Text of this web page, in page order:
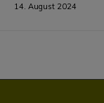
14. August 2024